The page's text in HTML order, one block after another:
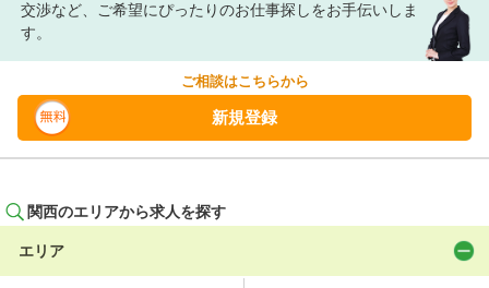
交渉など、ご希望にぴったりのお仕事探しをお手伝いしま
す。
ご相談はこちらから
新規登録
関西のエリアから求人を探す
エリア